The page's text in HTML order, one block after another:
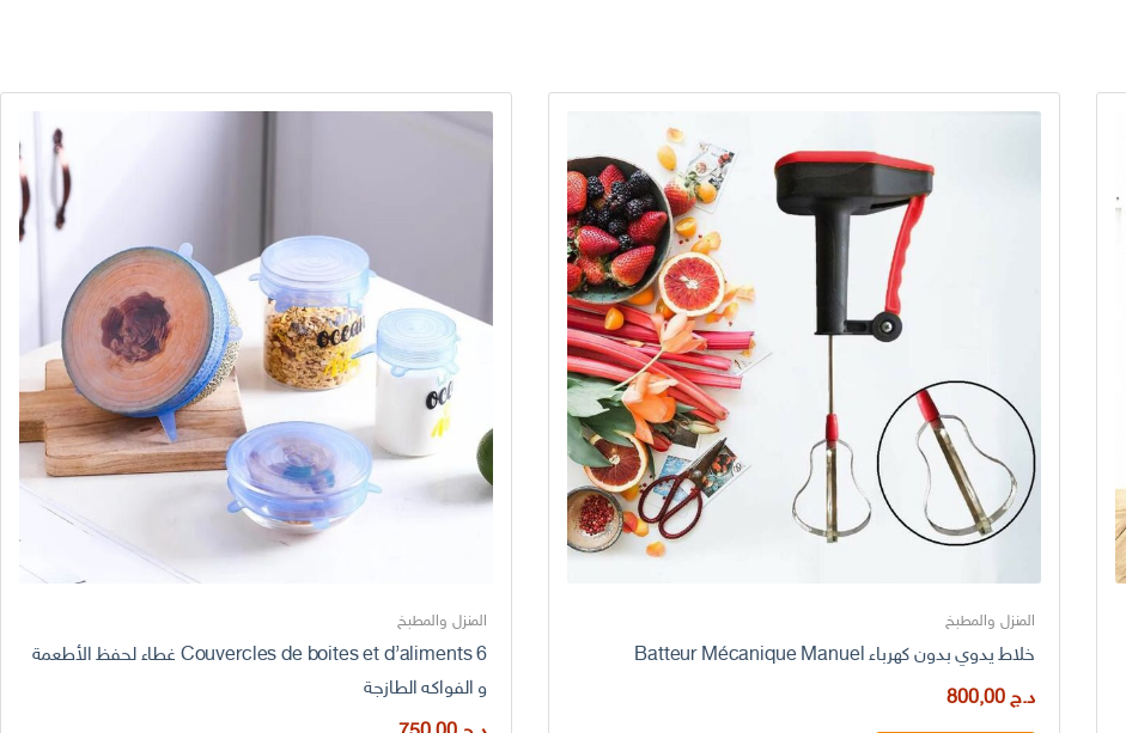
المنزل والمطبخ
خلاط يدوي بدون كهرباء Batteur Mécanique Manuel
د.ج800,00
المنزل والمطبخ
6 Couvercles de boites et d’aliments غطاء لحفظ الأطعمة
و الفواكه الطازجة